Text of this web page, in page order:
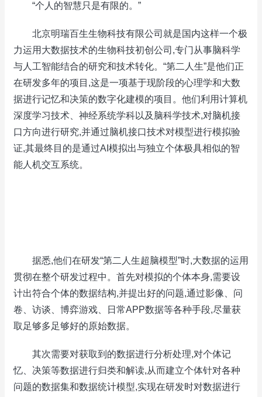
“个人的智慧只是有限的。”
北京明瑞百生生物科技有限公司就是国内这样一个极
力运用大数据技术的生物科技初创公司,专门从事脑科学
与人工智能结合的研究和技术转化。“第二人生”是他们正
在研发多年的项目,这是一项基于现阶段的心理学和大数
据进行记忆和决策的数字化建模的项目。他们利用计算机
深度学习技术、神经系统学科以及脑科学技术,对脑机接
口方向进行研究,并通过脑机接口技术对模型进行模拟验
证,其最终目的是通过AI模拟出与独立个体极具相似的智
能人机交互系统。
据悉,他们在研发“第二人生超脑模型”时,大数据的运用
贯彻在整个研发过程中。首先对模拟的个体本身,需要设
计出符合个体的数据结构,并提出好的问题,通过影像、问
卷、访谈、博弈游戏、日常APP数据等各种手段,尽量获
取足够多足够好的原始数据。
其次需要对获取到的数据进行分析处理,对个体记
忆、决策等数据进行归类和解读,从而建立个体针对各种
问题的数据集和数据统计模型,实现在研发时对数据进行